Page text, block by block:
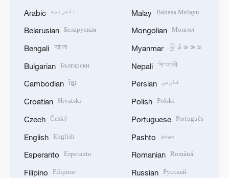
Arabic العربية
Belarusian Беларуская
Bengali বাংলা
Bulgarian Български
Cambodian ខ្មែរ
Croatian Hrvatski
Czech Český
English English
Esperanto Esperanto
Filipino Filipino
Malay Bahasa Melayu
Mongolian Монгол
Myanmar မြန်မာဘာသာ
Nepali नेपाली
Persian فارسی
Polish Polski
Portuguese Português
Pashto پښتو
Romanian Română
Russian Русский